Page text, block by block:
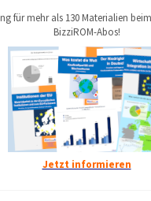
für mehr als 130 Materialien
BizziROM-Abos!
Jetzt informieren